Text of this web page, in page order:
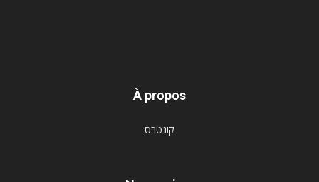
À propos
קונטרס